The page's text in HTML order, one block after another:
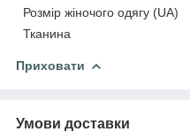
Розмір жіночого одягу (UA)
Тканина
Приховати
Умови доставки